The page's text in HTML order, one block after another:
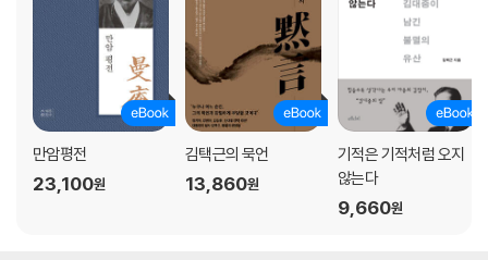
폭력과 정의로운 복수ㆍ133
손의 자비ㆍ137
무명씨, 내 땅의 말로는 부를 수 없는 그대ㆍ140
부처의 미소ㆍ147
3부 ─ 말이 모든 것을 말한다
만암평전
23,100원
김택근의 묵언
13,860원
기적은 기적처럼 오지
않는다
9,660원